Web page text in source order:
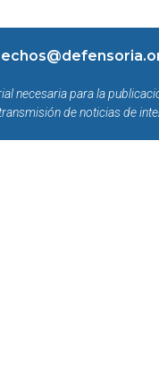
necesaria para la
de noticias de